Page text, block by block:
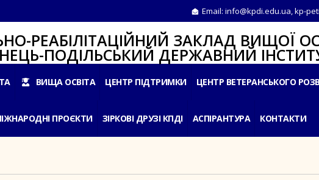
Email: info@kpdi.edu.ua,kp-
ЗАКЛАД ВИЩОЇ
ДЕРЖАВНИЙ
ВИЩА ОСВІТА ЦЕНТР ПІДТРИМКИ ЦЕНТР ВЕТЕРАНСЬКОГО
ПРОЄКТИ ЗІРКОВІ ДРУЗІ КПДІ АСПІРАНТУРА КОНТАКТИ